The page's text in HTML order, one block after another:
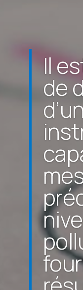
Il
de
d’un